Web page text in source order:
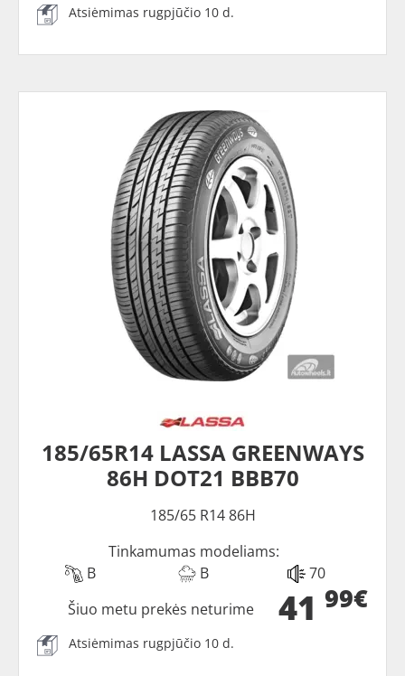
Atsiėmimas rugpjūčio 10 d.
185/65R14 LASSA GREENWAYS
86H DOT21 BBB70
185/65 R14 86H
Tinkamumas modeliams:
B
B 70
41 99€
Šiuo metu prekės neturime
Atsiėmimas rugpjūčio 10 d.